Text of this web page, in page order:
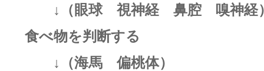
↓（眼球 視神経 鼻腔 嗅神経
食べ物を判断する
↓（海馬 偏桃体）